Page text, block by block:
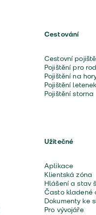
Cestování
Cestovní
Pojištění pro
Pojištění na
Pojištění letenek
Pojištění storna
Užitečné
Aplikace
Klientská zóna
Hlášení a stav
Často kladené
Dokumenty ke
Pro vývojáře